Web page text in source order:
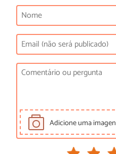
Adicione uma imagen